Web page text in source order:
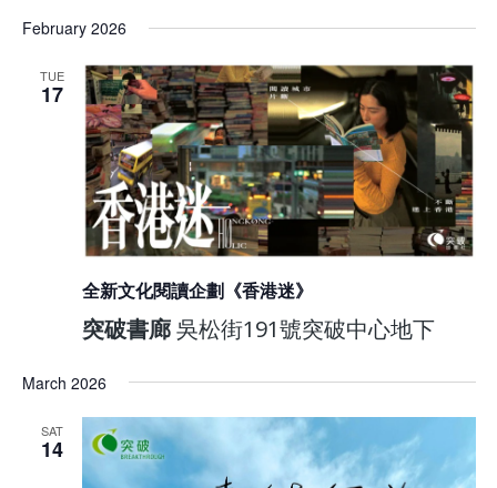
February 2026
TUE
17
全新文化閱讀企劃《香港迷》
突破書廊吳松街191號突破中心地下
March 2026
SAT
14